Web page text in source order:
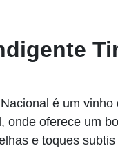
é um
onde oferece um
e toques